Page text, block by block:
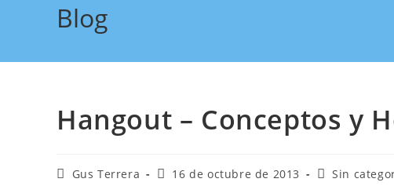
Blog
Hangout – Conceptos y
Gus Terrera 16 de octubre de 2013 Sin